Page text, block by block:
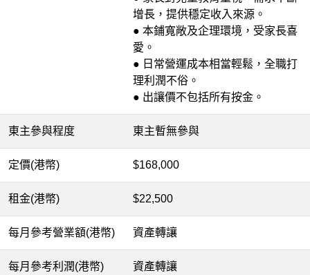
增長，提供穩定收入來源。
● 本鋪寬敞及企理環境，受家長喜
愛。
● 日常營運成本相當輕鬆，全職打
理利潤不俗。
● 出讓價不包括所有按金。
東主參與程度 東主暫無參與
定價(港幣) $168,000
租金(港幣) $22,500
每月參考營業額(港幣) 資產轉讓
每月參考利潤(港幣) 資產轉讓